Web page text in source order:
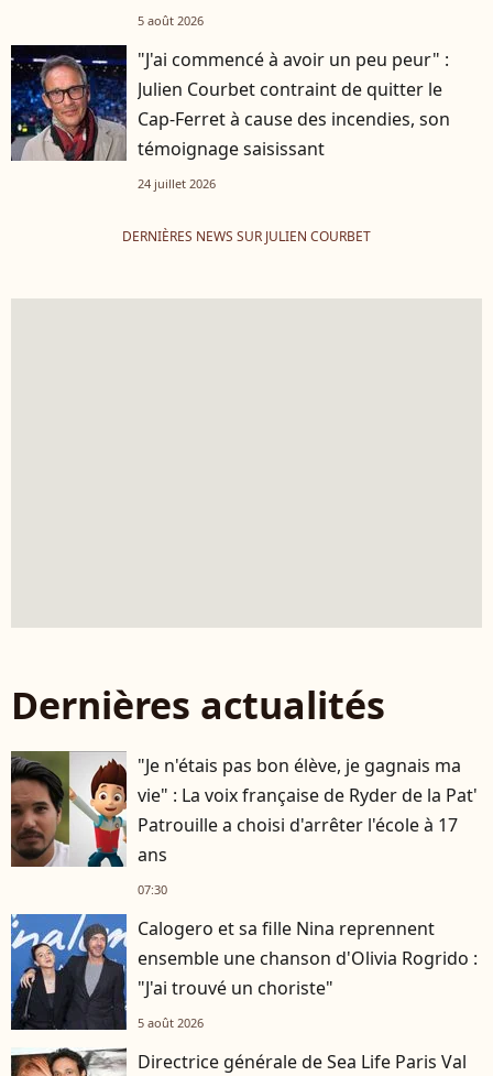
5 août 2026
"J'ai commencé à avoir un peu peur" :
Julien Courbet contraint de quitter le
Cap-Ferret à cause des incendies, son
témoignage saisissant
24 juillet 2026
DERNIÈRES NEWS SUR JULIEN COURBET
Dernières actualités
"Je n'étais pas bon élève, je gagnais ma
vie" : La voix française de Ryder de la Pat'
Patrouille a choisi d'arrêter l'école à 17
ans
07:30
Calogero et sa fille Nina reprennent
ensemble une chanson d'Olivia Rogrido :
"J'ai trouvé un choriste"
5 août 2026
Directrice générale de Sea Life Paris Val